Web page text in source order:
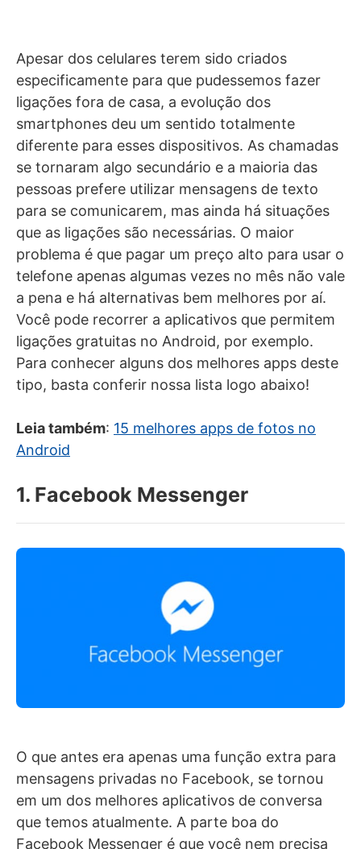
Apesar dos celulares terem sido criados
especificamente para que pudessemos fazer
ligações fora de casa, a evolução dos
smartphones deu um sentido totalmente
diferente para esses dispositivos. As chamadas
se tornaram algo secundário e a maioria das
pessoas prefere utilizar mensagens de texto
para se comunicarem, mas ainda há situações
que as ligações são necessárias. O maior
problema é que pagar um preço alto para usar o
telefone apenas algumas vezes no mês não vale
a pena e há alternativas bem melhores por aí.
Você pode recorrer a aplicativos que permitem
ligações gratuitas no Android, por exemplo.
Para conhecer alguns dos melhores apps deste
tipo, basta conferir nossa lista logo abaixo!
Leia também: 15 melhores apps de fotos no
Android
1. Facebook Messenger
O que antes era apenas uma função extra para
mensagens privadas no Facebook, se tornou
em um dos melhores aplicativos de conversa
que temos atualmente. A parte boa do
Facebook Messenger é que você nem precisa